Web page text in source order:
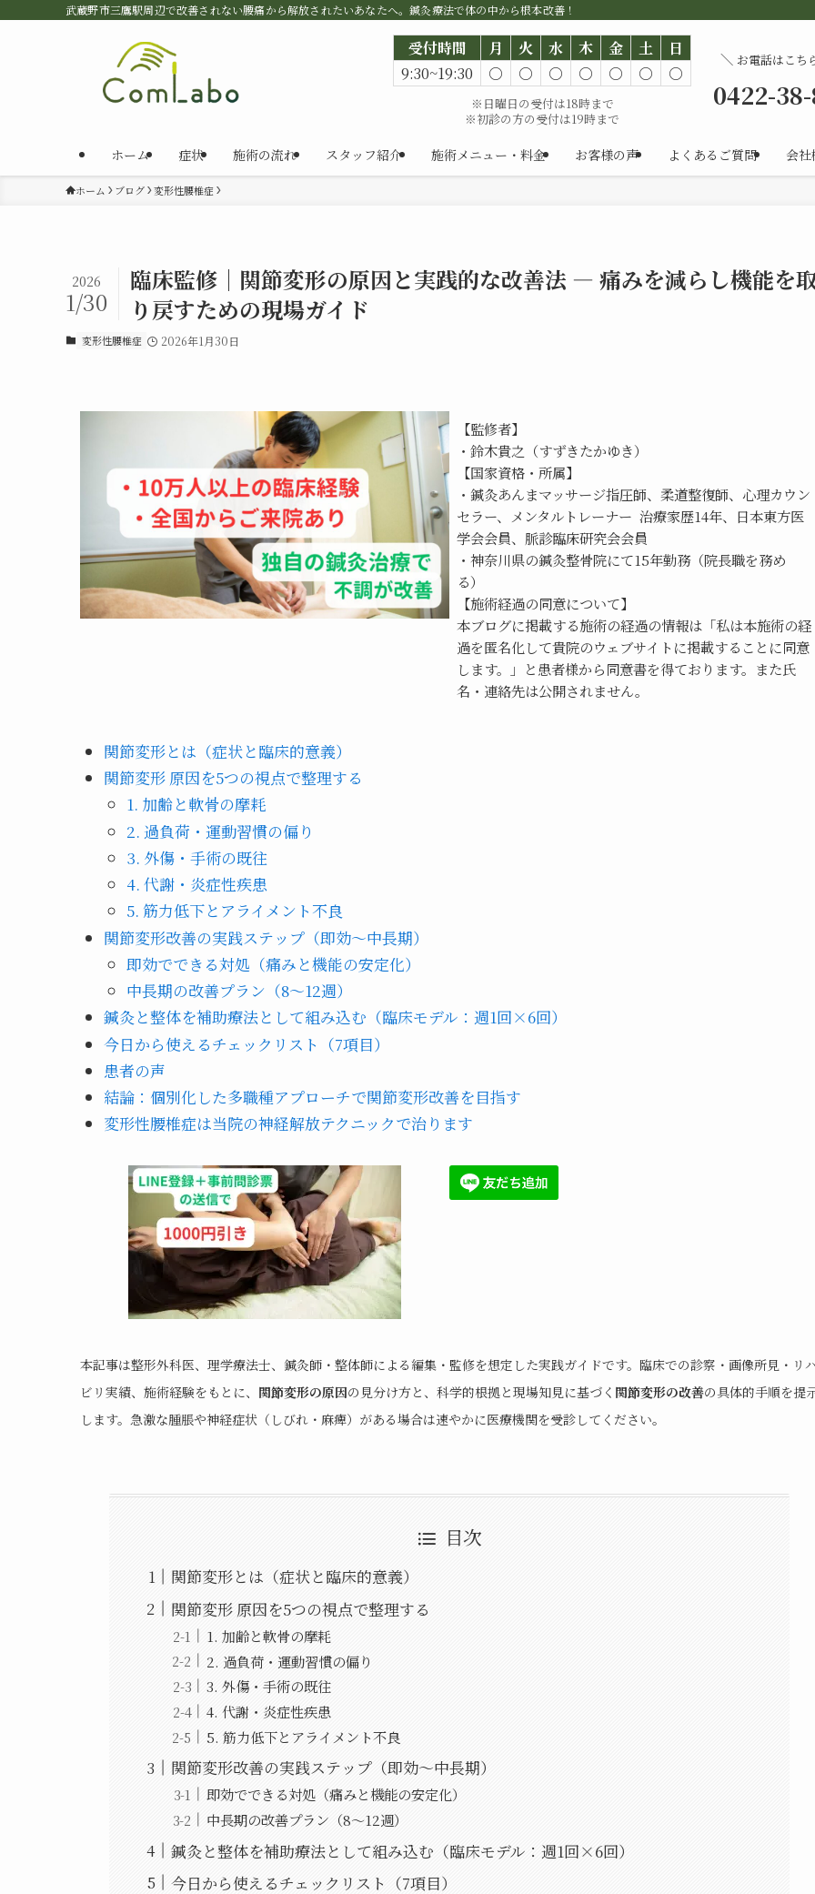
武蔵野市三鷹駅周辺で改善されない腰痛から解放されたいあなたへ。鍼灸療法で体の中から根本改善！
ホーム 症状 施術の流れ スタッフ紹介 施術メニュー・料金 お客様の声 よくあるご質問 会
受付時間 月 火 水 木 金 土
日
9:30~19:30
○ ○ ○ ○ ○ ○ ○
※日曜日の受付は18時まで
※初診の方の受付は19時まで
＼ お電話はこち
0422-
ホーム ブログ 変形性腰椎症
臨床監修｜関節変形の原因と実践的な改善法 — 痛みを減らし機能を
り戻すための現場ガイド
2026
1/30
変形性腰椎症 2026年1月30日
【監修者】
・鈴木貴之（すずきたかゆき）
【国家資格・所属】
・鍼灸あんまマッサージ指圧師、柔道整復師、心理カウン
セラー、メンタルトレーナー  治療家歴14年、日本東方医
学会会員、脈診臨床研究会会員
・神奈川県の鍼灸整骨院にて15年勤務（院長職を務め
る）
【施術経過の同意について】
本ブログに掲載する施術の経過の情報は「私は本施術の経
過を匿名化して貴院のウェブサイトに掲載することに同意
します。」と患者様から同意書を得ております。また氏
名・連絡先は公開されません。
関節変形とは（症状と臨床的意義）
関節変形 原因を5つの視点で整理する
1. 加齢と軟骨の摩耗
2. 過負荷・運動習慣の偏り
3. 外傷・手術の既往
4. 代謝・炎症性疾患
5. 筋力低下とアライメント不良
関節変形改善の実践ステップ（即効〜中長期）
即効でできる対処（痛みと機能の安定化）
中長期の改善プラン（8〜12週）
鍼灸と整体を補助療法として組み込む（臨床モデル：週1回×6回）
今日から使えるチェックリスト（7項目）
患者の声
結論：個別化した多職種アプローチで関節変形改善を目指す
変形性腰椎症は当院の神経解放テクニックで治ります
本記事は整形外科医、理学療法士、鍼灸師・整体師による編集・監修を想定した実践ガイドです。臨床での診察・画像所見・リ
ビリ実績、施術経験をもとに、 関節変形の原因の見分け方と、科学的根拠と現場知見に基づく 関節変形の改善の具体的手順を提
します。急激な腫脹や神経症状（しびれ・麻痺）がある場合は速やかに医療機関を受診してください。
目次
関節変形とは（症状と臨床的意義）
関節変形 原因を5つの視点で整理する
1. 加齢と軟骨の摩耗
2. 過負荷・運動習慣の偏り
3. 外傷・手術の既往
4. 代謝・炎症性疾患
5. 筋力低下とアライメント不良
関節変形改善の実践ステップ（即効〜中長期）
即効でできる対処（痛みと機能の安定化）
中長期の改善プラン（8〜12週）
鍼灸と整体を補助療法として組み込む（臨床モデル：週1回×6回）
今日から使えるチェックリスト（7項目）